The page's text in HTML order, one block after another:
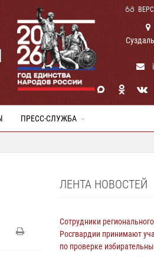
ПРЕСС-СЛУЖБА
ЛЕНТА НОВОСТЕЙ
Сотрудники
Росгвардии принимают
по проверке